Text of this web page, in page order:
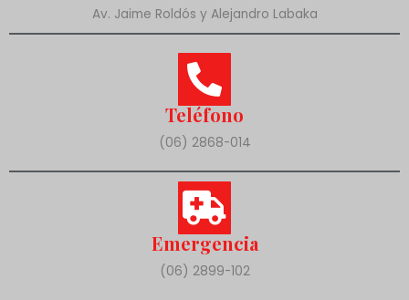
Av. Jaime Roldós y Alejandro Labaka
Teléfono
(06) 2868-014
Emergencia
(06) 2899-102